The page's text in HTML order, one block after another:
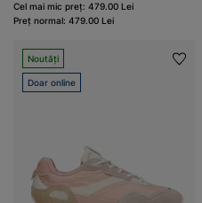
Cel mai mic preț: 479.00 Lei
Preț normal: 479.00 Lei
Noutăți
Doar online